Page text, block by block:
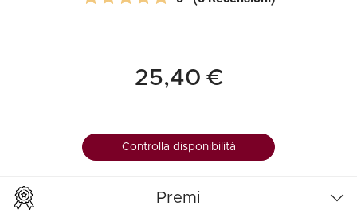
25,40 €
Controlla disponibilità
Premi